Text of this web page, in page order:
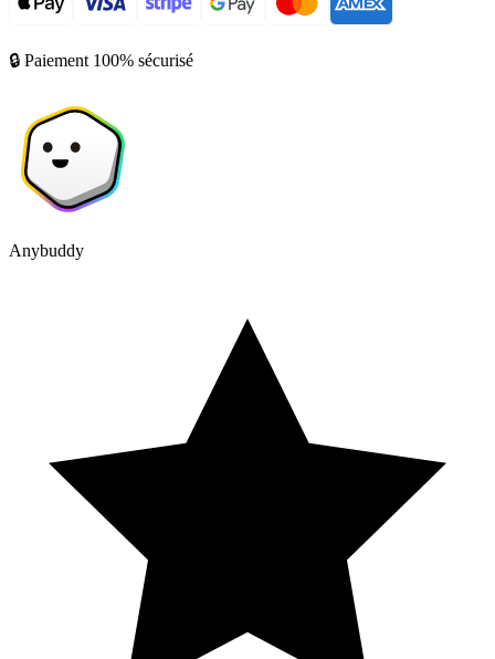
🔒 Paiement 100% sécurisé
Anybuddy